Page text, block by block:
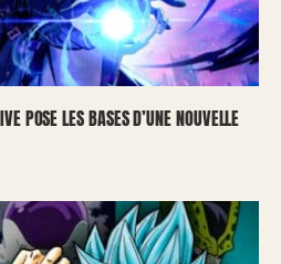
POSE LES BASES D’UNE NOUVELLE